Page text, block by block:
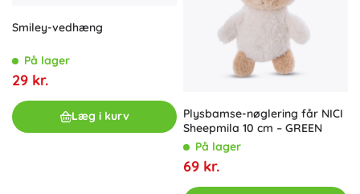
Smiley-vedhæng
På lager
29 kr.
Læg i kurv
Plysbamse-nøglering får NICI
Sheepmila 10 cm – GREEN
På lager
69 kr.